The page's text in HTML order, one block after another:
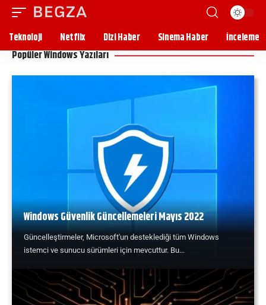
Teknoloji Netflix Dizi Haber Sinema Haber İnceleme
Popüler Windows Yazıları
Windows Güvenlik Güncellemeleri Mayıs 2022
Güncelleştirmeler, Microsoft'un desteklediği tüm Windows
istemci ve sunucu sürümleri için mevcuttur. Bu…